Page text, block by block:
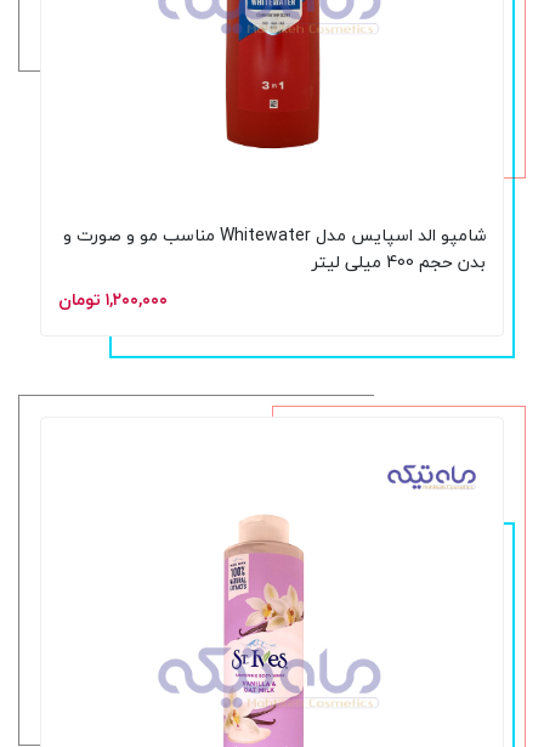
شامپو الد اسپایس مدل Whitewater مناسب مو و صورت و
بدن حجم 400 میلی لیتر
۱,۲۰۰,۰۰۰ تومان